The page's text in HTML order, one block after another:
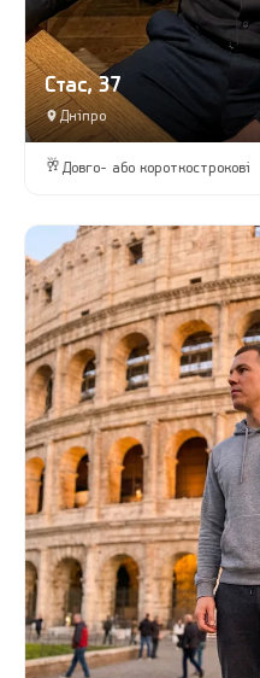
Стас, 37
Дніпро
🥂 Довго- або короткострокові